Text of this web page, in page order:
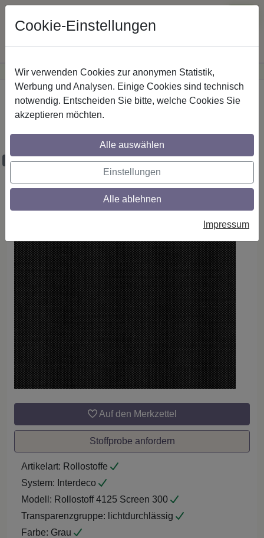
Günstige Versandkosteninnerhalb Österreichs· Sichere Zahlung
Startseite Rollos Rollostoffe
Rollostoff - Dessin 4125 Screen 300
lichtdurchlässig PG 4
Proben bestellbar
Auf den Merkzettel
Stoffprobe anfordern
Artikelart: Rollostoffe
System: Interdeco
Modell: Rollostoff 4125 Screen 300
Transparenzgruppe: lichtdurchlässig
Farbe: Grau
Cookie-Einstellungen
Wir verwenden Cookies zur anonymen Statistik,
Werbung und Analysen. Einige Cookies sind technisch
notwendig. Entscheiden Sie bitte, welche Cookies Sie
akzeptieren möchten.
Alle auswählen
Einstellungen
Alle ablehnen
Impressum